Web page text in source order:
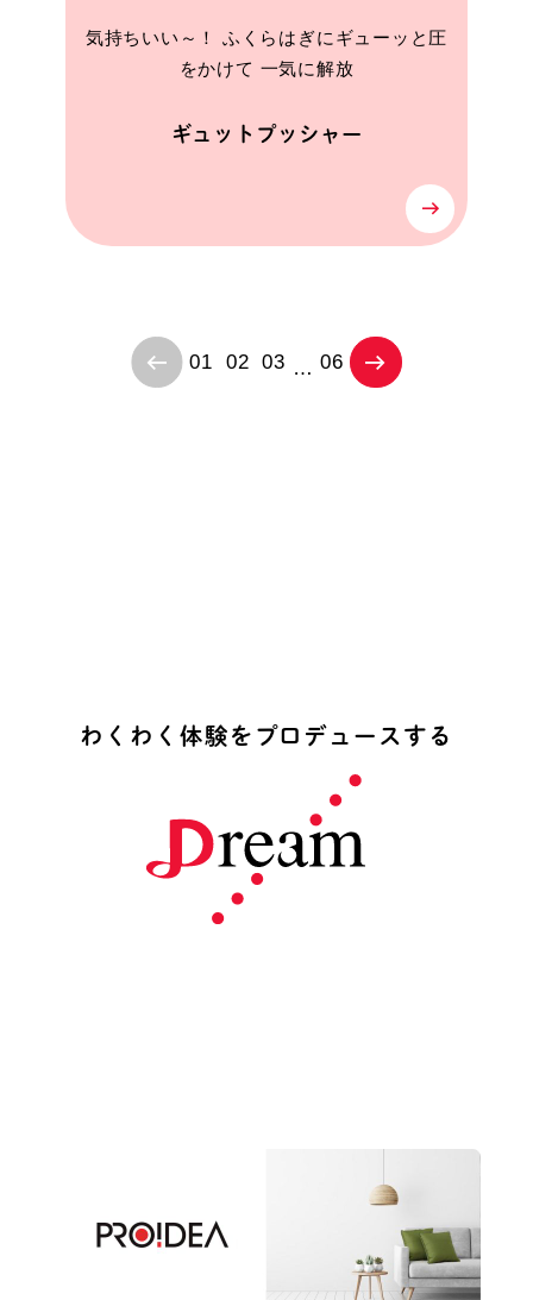
気持ちいい～！ ふくらはぎにギューッと圧
をかけて 一気に解放
ギュットプッシャー
01 02 03 … 06
わ く わ く 体験 を プロ デ ュ ー ス す る